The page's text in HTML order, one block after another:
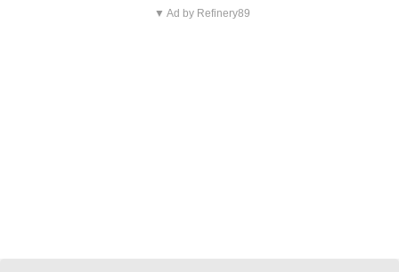
▼ Ad by Refinery89